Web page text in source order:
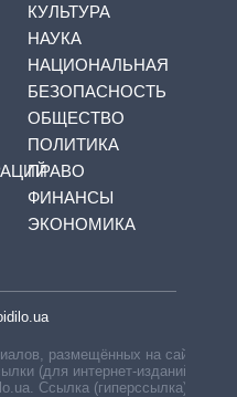
КУЛЬТУРА
НАУКА
НАЦИОНАЛЬНАЯ
БЕЗОПАСНОСТЬ
ОБЩЕСТВО
ПОЛИТИКА
ПРАВО
ФИНАНСЫ
ЭКОНОМИКА
размещённых на сайте,
(для интернет-изданий —
Ссылка (гиперссылка)